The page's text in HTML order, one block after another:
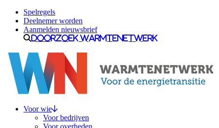
Ga naar inhoud
Spelregels
Deelnemer worden
Aanmelden nieuwsbrief
Doorzoek Warmtenetwerk
Voor wie
Voor bedrijven
Voor overheden